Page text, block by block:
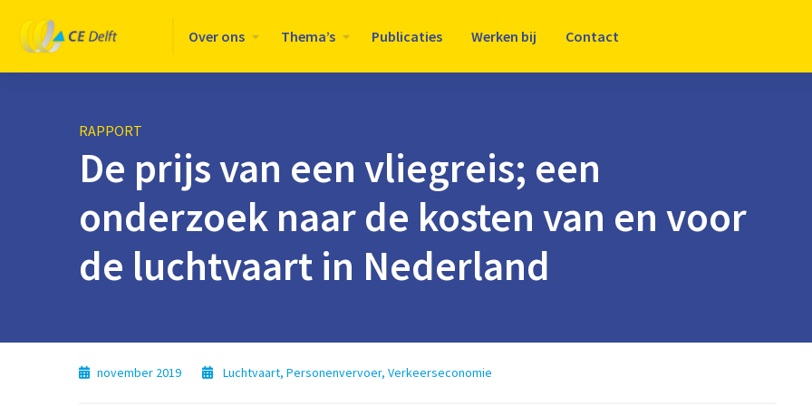
Logo
CE
Delft
Over ons Thema’s Publicaties Werken bij Contact
RAPPORT
De prijs van een vliegreis; een
onderzoek naar de kosten van en voor
de luchtvaart in Nederland
november 2019 Luchtvaart, Personenvervoer, Verkeerseconomie